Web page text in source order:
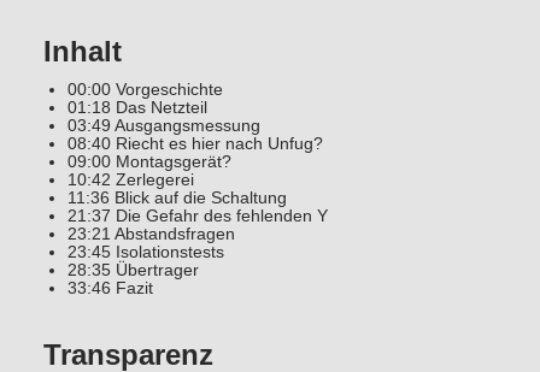
Inhalt
00:00 Vorgeschichte
01:18 Das Netzteil
03:49 Ausgangsmessung
08:40 Riecht es hier nach Unfug?
09:00 Montagsgerät?
10:42 Zerlegerei
11:36 Blick auf die Schaltung
21:37 Die Gefahr des fehlenden Y
23:21 Abstandsfragen
23:45 Isolationstests
28:35 Übertrager
33:46 Fazit
Transparenz